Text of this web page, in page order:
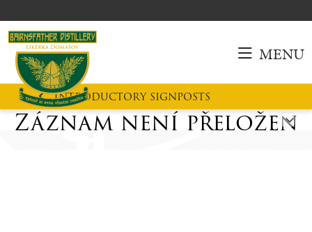
MENU
Introductory signposts
Záznam není přeložen